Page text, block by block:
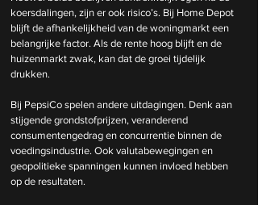
koersdalingen, zijn er ook risico’s. Bij Home Depot
blijft de afhankelijkheid van de woningmarkt een
belangrijke factor. Als de rente hoog blijft en de
huizenmarkt zwak, kan dat de groei tijdelijk
drukken.
Bij PepsiCo spelen andere uitdagingen. Denk aan
stijgende grondstofprijzen, veranderend
consumentengedrag en concurrentie binnen de
voedingsindustrie. Ook valutabewegingen en
geopolitieke spanningen kunnen invloed hebben
op de resultaten.